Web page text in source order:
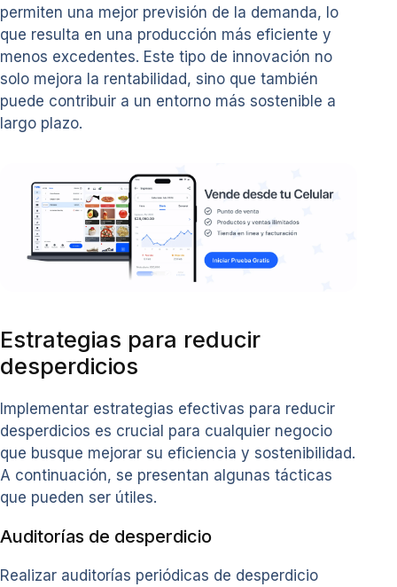
permiten una mejor previsión de la demanda, lo
que resulta en una producción más eficiente y
menos excedentes. Este tipo de innovación no
solo mejora la rentabilidad, sino que también
puede contribuir a un entorno más sostenible a
largo plazo.
Estrategias para reducir
desperdicios
Implementar estrategias efectivas para reducir
desperdicios es crucial para cualquier negocio
que busque mejorar su eficiencia y sostenibilidad.
A continuación, se presentan algunas tácticas
que pueden ser útiles.
Auditorías de desperdicio
Realizar auditorías periódicas de desperdicio